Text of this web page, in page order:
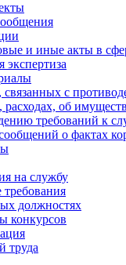
и иные акты в
с
об
требований к
о фактах
на службу
должностях
конкурсов
труда